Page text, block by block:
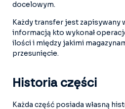
docelowym.
Każdy transfer jest zapisywany
informacją kto wykonał
ilości i między jakimi
przesunięcie.
Historia części
Każda część posiada własną